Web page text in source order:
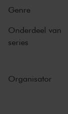
maar deze
aan dit virtuoze
Bruckner
geliefdste. Vanaf
slotakkoord
melodische
Genre
Onderdeel van
series
Organisator